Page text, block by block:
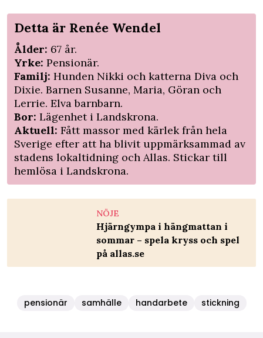
Detta är Renée Wendel
Ålder: 67 år.
Yrke: Pensionär.
Familj: Hunden Nikki och katterna Diva och
Dixie. Barnen Susanne, Maria, Göran och
Lerrie. Elva barnbarn.
Bor: Lägenhet i Landskrona.
Aktuell: Fått massor med kärlek från hela
Sverige efter att ha blivit uppmärksammad av
stadens lokaltidning och Allas. Stickar till
hemlösa i Landskrona.
NÖJE
Hjärngympa i hängmattan i
sommar – spela kryss och spel
på allas.se
pensionär samhälle handarbete stickning